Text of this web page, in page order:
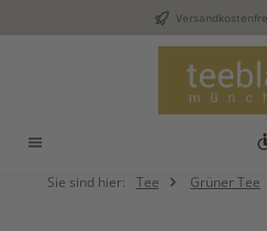
Zum Hauptinhalt springen
Sie sind hier: Tee Grüner Tee